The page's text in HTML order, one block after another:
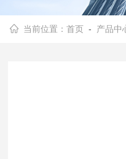
当前位置：首页 - 产品中